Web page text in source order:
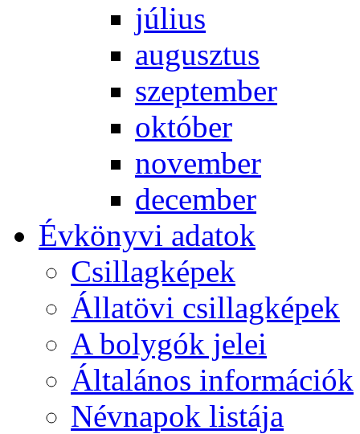
jú­li­us
au­gusz­tus
szep­tem­ber
ok­tó­ber
no­vem­ber
de­cem­ber
Év­köny­vi ada­tok
Csil­lag­ké­pek
Ál­lat­övi csil­lag­ké­pek
A boly­gók je­lei
Ál­ta­lá­nos in­for­má­ci­ók
Név­na­pok lis­tá­ja